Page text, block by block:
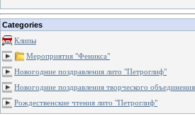
Categories
Клипы
Мероприятия "Феникса"
Новогодние поздравления лито "Петроглиф"
Новогодние поздравления творческого
Рождественские чтения лито "Петроглиф"